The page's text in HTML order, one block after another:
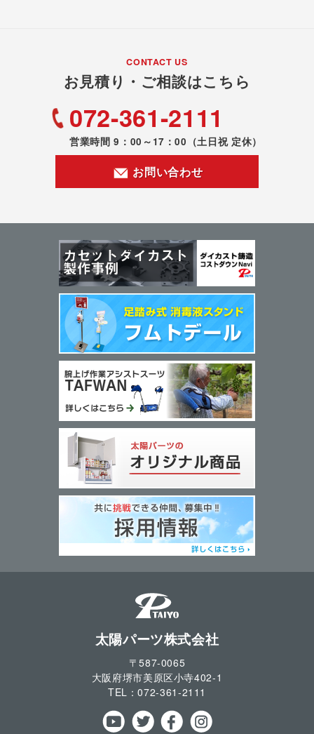
CONTACT US
お見積り・ご相談はこちら
072-361-2111
営業時間 9：00～17：00 （土日祝 定休）
お問い合わせ
太陽パーツ株式会社
〒587-0065
大阪府堺市美原区小寺402-1
TEL：072-361-2111